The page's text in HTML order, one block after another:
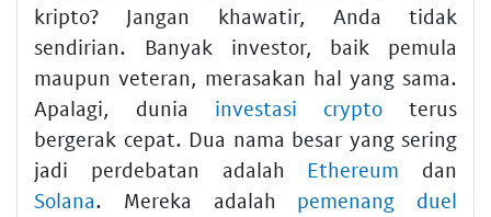
kripto? Jangan khawatir, Anda tidak
sendirian. Banyak investor, baik pemula
maupun veteran, merasakan hal yang sama.
Apalagi, dunia investasi crypto terus
bergerak cepat. Dua nama besar yang sering
jadi perdebatan adalah Ethereum dan
Solana. Mereka adalah pemenang duel